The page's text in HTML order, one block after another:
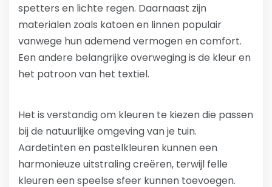
spetters en lichte regen. Daarnaast zijn
materialen zoals katoen en linnen populair
vanwege hun ademend vermogen en comfort.
Een andere belangrijke overweging is de kleur en
het patroon van het textiel.
Het is verstandig om kleuren te kiezen die passen
bij de natuurlijke omgeving van je tuin.
Aardetinten en pastelkleuren kunnen een
harmonieuze uitstraling creëren, terwijl felle
kleuren een speelse sfeer kunnen toevoegen.